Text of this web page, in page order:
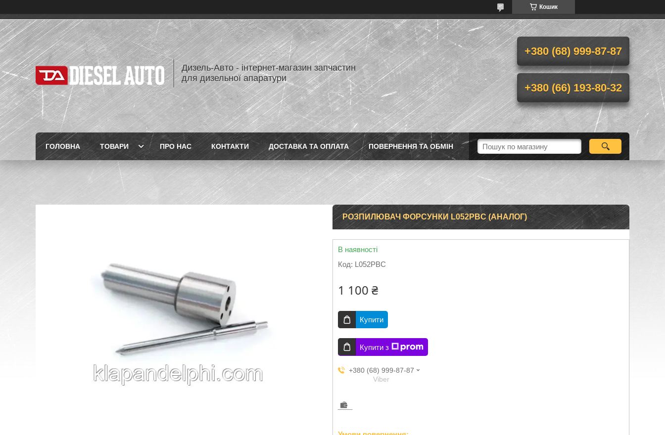
Кошик
Дизель-Авто - інтернет-магазин запчастин
для дизельної апаратури
+380 (68) 999-87-87
+380 (66) 193-80-32
ГОЛОВНА ТОВАРИ ПРО НАС КОНТАКТИ ДОСТАВКА ТА ОПЛАТА ПОВЕРНЕННЯ ТА ОБМІН
РОЗПИЛЮВАЧ ФОРСУНКИ L052PBC (АНАЛОГ)
В наявності
Код: L052PBC
1 100 ₴
Купити
Купити з
+380 (68) 999-87-87
Viber